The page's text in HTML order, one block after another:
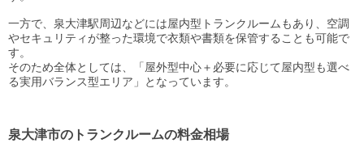
一方で、泉大津駅周辺などには屋内型トランクルームもあり、空調
やセキュリティが整った環境で衣類や書類を保管することも可能で
す。
そのため全体としては、「屋外型中心＋必要に応じて屋内型も選べ
る実用バランス型エリア」となっています。
泉大津市のトランクルームの料金相場